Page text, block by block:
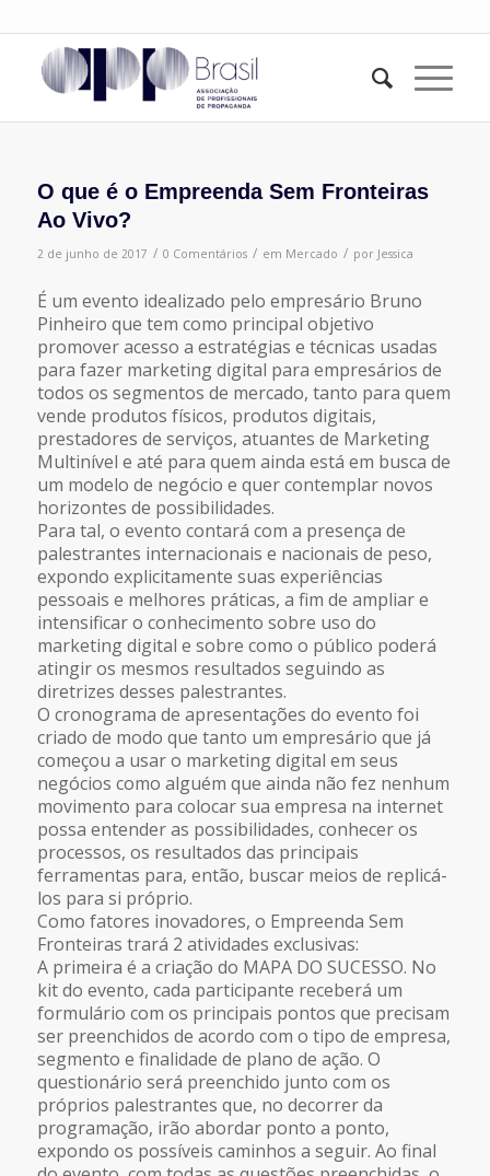
O que é o Empreenda Sem Fronteiras
Ao Vivo?
2 de junho de 2017 / 0 Comentários / em Mercado / por Jessica
É um evento idealizado pelo empresário Bruno
Pinheiro que tem como principal objetivo
promover acesso a estratégias e técnicas usadas
para fazer marketing digital para empresários de
todos os segmentos de mercado, tanto para quem
vende produtos físicos, produtos digitais,
prestadores de serviços, atuantes de Marketing
Multinível e até para quem ainda está em busca de
um modelo de negócio e quer contemplar novos
horizontes de possibilidades.
Para tal, o evento contará com a presença de
palestrantes internacionais e nacionais de peso,
expondo explicitamente suas experiências
pessoais e melhores práticas, a fim de ampliar e
intensificar o conhecimento sobre uso do
marketing digital e sobre como o público poderá
atingir os mesmos resultados seguindo as
diretrizes desses palestrantes.
O cronograma de apresentações do evento foi
criado de modo que tanto um empresário que já
começou a usar o marketing digital em seus
negócios como alguém que ainda não fez nenhum
movimento para colocar sua empresa na internet
possa entender as possibilidades, conhecer os
processos, os resultados das principais
ferramentas para, então, buscar meios de replicá-
los para si próprio.
Como fatores inovadores, o Empreenda Sem
Fronteiras trará 2 atividades exclusivas:
A primeira é a criação do MAPA DO SUCESSO. No
kit do evento, cada participante receberá um
formulário com os principais pontos que precisam
ser preenchidos de acordo com o tipo de empresa,
segmento e finalidade de plano de ação. O
questionário será preenchido junto com os
próprios palestrantes que, no decorrer da
programação, irão abordar ponto a ponto,
expondo os possíveis caminhos a seguir. Ao final